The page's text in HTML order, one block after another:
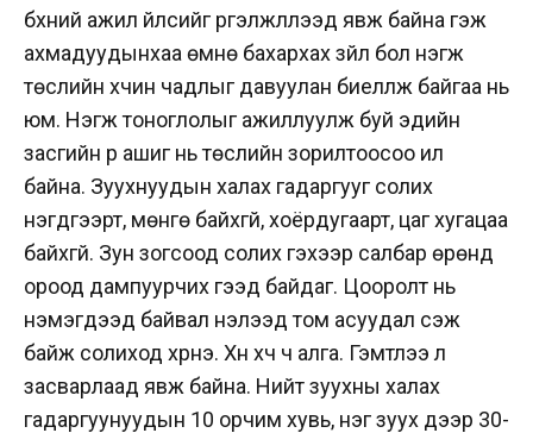
бүхний ажил үйлсийг үргэлжлүүлээд явж байна гэж
ахмадуудынхаа өмнө бахархах зүйл бол нэгж
төслийн хүчин чадлыг давуулан биелүүлж байгаа нь
юм. Нэгж тоноглолыг ажиллуулж буй эдийн
засгийн үр ашиг нь төслийн зорилтоосоо илүү
байна. Зуухнуудын халах гадаргууг солих
нэгдүгээрт, мөнгө байхгүй, хоёрдугаарт, цаг хугацаа
байхгүй. Зун зогсоод солих гэхээр салбар өрөнд
ороод дампуурчих гээд байдаг. Цооролт нь
нэмэгдээд байвал нэлээд том асуудал үүсэж
байж солиход хүрнэ. Хүн хүч ч алга. Гэмтлээ л
засварлаад явж байна. Нийт зуухны халах
гадаргуунуудын 10 орчим хувь, нэг зуух дээр 30-